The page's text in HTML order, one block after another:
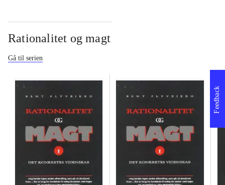
Rationalitet og magt
Gå til serien
Feedback